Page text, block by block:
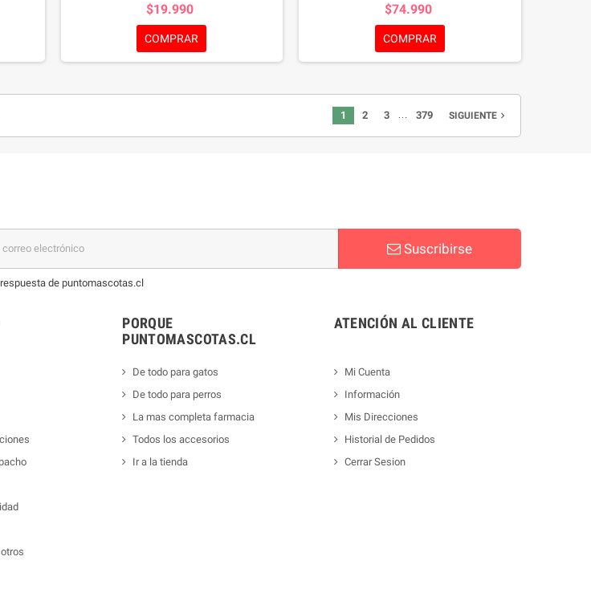
y
arroz, naturales prebióticos, Omega grasos ácidos, calcio
$19.990
COMPRAR
seleccionadas como el salmón, para minimizar
sensibilidad alimentaria común.
$74.990
COMPRAR
1 2 3 379 SIGUIENTEnavigate_next
Suscribirse
de puntomascotas.cl
PORQUE
PUNTOMASCOTAS.CL
De todo para gatos
De todo para perros
La mas completa farmacia
Todos los accesorios
Ir a la tienda
ATENCIÓN AL CLIENTE
Mi Cuenta
Información
Mis Direcciones
Historial de Pedidos
Cerrar Sesion